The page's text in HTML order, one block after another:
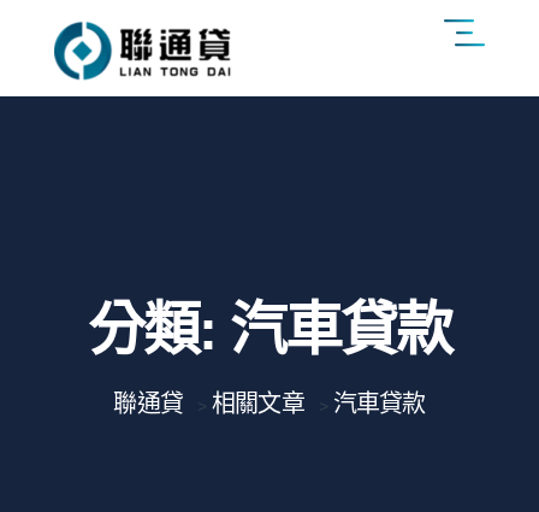
分類: 汽車貸款
聯通貸 > 相關文章 > 汽車貸款